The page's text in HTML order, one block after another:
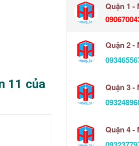
11 của
Quận 1 -
Quận 2 -
Quận 3 -
Quận 4 -